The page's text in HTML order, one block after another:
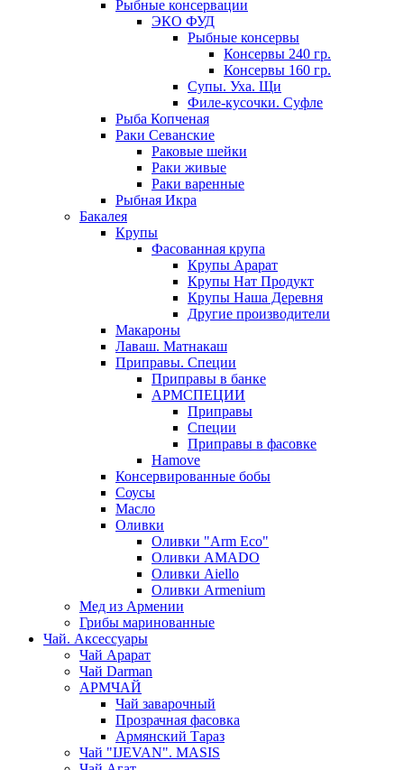
Рыбные консервации
ЭКО ФУД
Рыбные консервы
Консервы 240 гр.
Консервы 160 гр.
Супы. Уха. Щи
Филе-кусочки. Суфле
Рыба Копченая
Раки Севанские
Раковые шейки
Раки живые
Раки варенные
Рыбная Икра
Бакалея
Крупы
Фасованная крупа
Крупы Арарат
Крупы Нат Продукт
Крупы Наша Деревня
Другие производители
Макароны
Лаваш. Матнакаш
Приправы. Специи
Приправы в банке
АРМСПЕЦИИ
Приправы
Специи
Приправы в фасовке
Hamove
Консервированные бобы
Соусы
Масло
Оливки
Оливки "Arm Eco"
Оливки AMADO
Оливки Aiello
Оливки Armenium
Мед из Армении
Грибы маринованные
Чай. Аксессуары
Чай Арарат
Чай Darman
АРМЧАЙ
Чай заварочный
Прозрачная фасовка
Армянский Тараз
Чай "IJEVAN". MASIS